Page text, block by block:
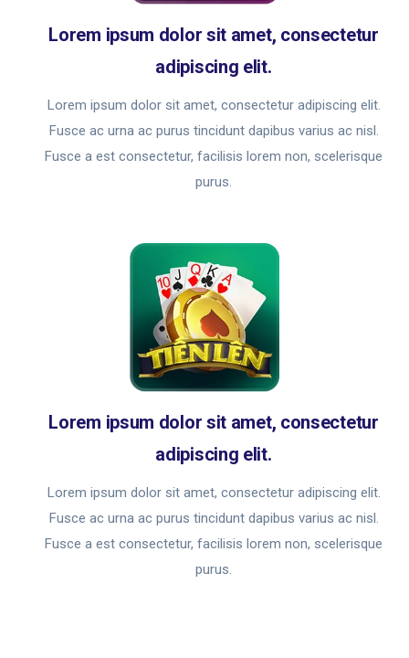
Lorem ipsum dolor sit amet, consectetur
adipiscing elit.
Lorem ipsum dolor sit amet, consectetur adipiscing elit.
Fusce ac urna ac purus tincidunt dapibus varius ac nisl.
Fusce a est consectetur, facilisis lorem non, scelerisque
purus.
Lorem ipsum dolor sit amet, consectetur
adipiscing elit.
Lorem ipsum dolor sit amet, consectetur adipiscing elit.
Fusce ac urna ac purus tincidunt dapibus varius ac nisl.
Fusce a est consectetur, facilisis lorem non, scelerisque
purus.